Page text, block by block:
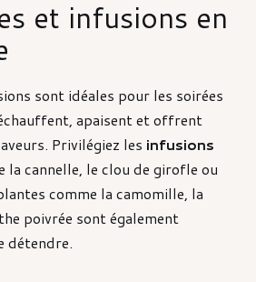
et infusions en
sont idéales pour les soirées
apaisent et offrent
Privilégiez les infusions
la cannelle, le clou de girofle ou
comme la camomille, la
poivrée sont également
détendre.